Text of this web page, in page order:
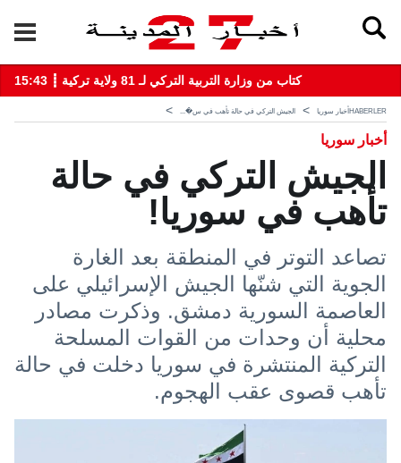
15:43 ┋ كتاب من وزارة التربية التركي لـ 81 ولاية تركية
HABERLER أخبار سوريا الجيش التركي في حالة تأهب في س�...
أخبار سوريا
الجيش التركي في حالة
تأهب في سوريا!
تصاعد التوتر في المنطقة بعد الغارة
الجوية التي شنّها الجيش الإسرائيلي على
العاصمة السورية دمشق. وذكرت مصادر
محلية أن وحدات من القوات المسلحة
التركية المنتشرة في سوريا دخلت في حالة
تأهب قصوى عقب الهجوم.